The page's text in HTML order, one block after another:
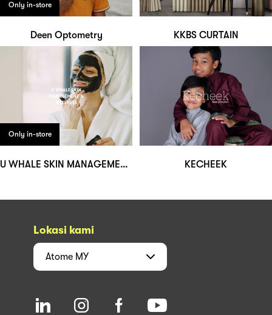
Only in-store
Deen Optometry KKBS CURTAIN
Only in-store
U WHALE SKIN MANAGEMENT & WELLNESS KECHEEK
Lokasi kami
Atome MY